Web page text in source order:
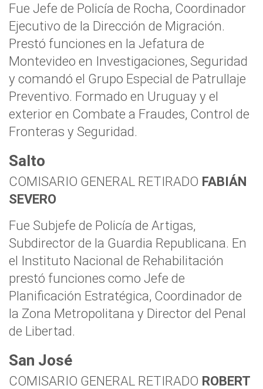
Fue Jefe de Policía de Rocha, Coordinador
Ejecutivo de la Dirección de Migración.
Prestó funciones en la Jefatura de
Montevideo en Investigaciones, Seguridad
y comandó el Grupo Especial de Patrullaje
Preventivo. Formado en Uruguay y el
exterior en Combate a Fraudes, Control de
Fronteras y Seguridad.
Salto
COMISARIO GENERAL RETIRADO FABIÁN
SEVERO
Fue Subjefe de Policía de Artigas,
Subdirector de la Guardia Republicana. En
el Instituto Nacional de Rehabilitación
prestó funciones como Jefe de
Planificación Estratégica, Coordinador de
la Zona Metropolitana y Director del Penal
de Libertad.
San José
COMISARIO GENERAL RETIRADO ROBERT